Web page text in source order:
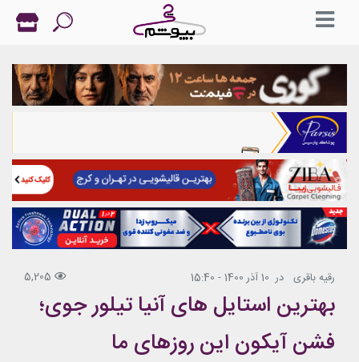
رقیه باقری در 10 آذر 1400 - 15:40 5,205
بهترین استایل های آنیا تیلور جوی؛
فشن آیکون این روزهای ما